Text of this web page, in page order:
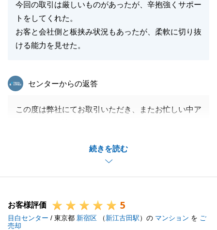
今回の取引は厳しいものがあったが、辛抱強くサポー
トをしてくれた。
お客と会社側と板挟み状況もあったが、柔軟に切り抜
ける能力を見せた。
続きを読む
東急リバブル
センターからの返答
この度は弊社にてお取引いただき、またお忙しい中ア
不動産に関する事以外でたくさんのお話ができ、本当
に楽しくお取引することができました。
また不動産に関することでご相談がございましたら、
今後とも宜しくお願いいたします。
お客様評価 5
目白センター / 東京都 新宿区 （新江古田駅）の マンション を ご
売却